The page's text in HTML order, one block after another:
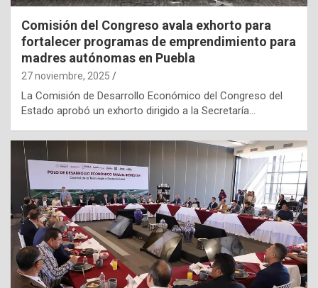
Comisión del Congreso avala exhorto para
fortalecer programas de emprendimiento para
madres autónomas en Puebla
27 noviembre, 2025
La Comisión de Desarrollo Económico del Congreso del
Estado aprobó un exhorto dirigido a la Secretaría…